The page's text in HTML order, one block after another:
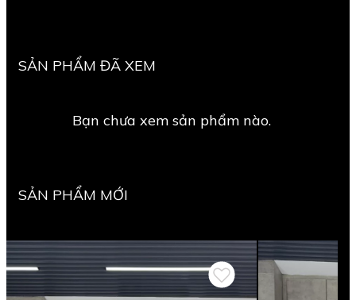
SẢN PHẨM ĐÃ XEM
Bạn chưa xem sản phẩm nào.
SẢN PHẨM MỚI